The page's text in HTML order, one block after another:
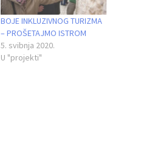
BOJE INKLUZIVNOG TURIZMA
– PROŠETAJMO ISTROM
5. svibnja 2020.
U "projekti"